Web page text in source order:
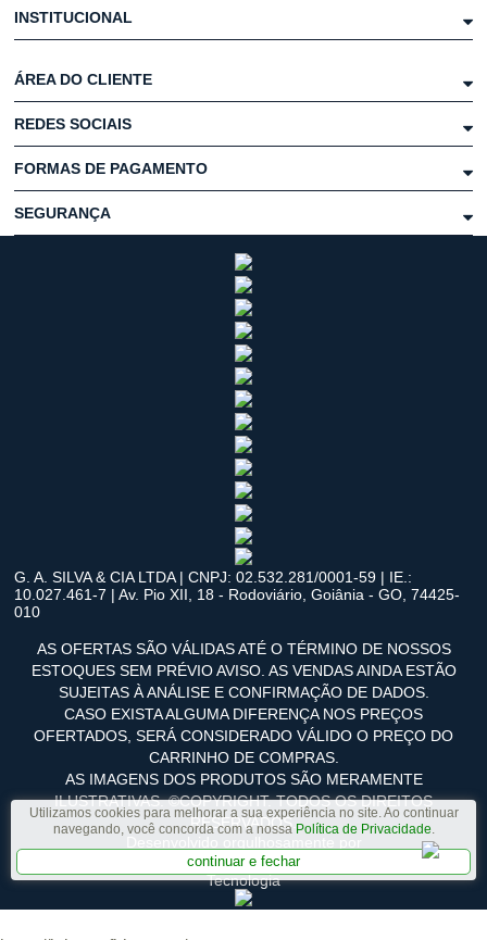
Utilizamos cookies para melhorar a sua experiência no site. Ao continuar
navegando, você concorda com a nossa Política de Privacidade.
continuar e fechar
INSTITUCIONAL
ÁREA DO CLIENTE
REDES SOCIAIS
FORMAS DE PAGAMENTO
SEGURANÇA
G. A. SILVA & CIA LTDA | CNPJ: 02.532.281/0001-59 | IE.:
10.027.461-7 | Av. Pio XII, 18 - Rodoviário, Goiânia - GO, 74425-
010
AS OFERTAS SÃO VÁLIDAS ATÉ O TÉRMINO DE NOSSOS
ESTOQUES SEM PRÉVIO AVISO. AS VENDAS AINDA ESTÃO
SUJEITAS À ANÁLISE E CONFIRMAÇÃO DE DADOS.
CASO EXISTA ALGUMA DIFERENÇA NOS PREÇOS
OFERTADOS, SERÁ CONSIDERADO VÁLIDO O PREÇO DO
CARRINHO DE COMPRAS.
AS IMAGENS DOS PRODUTOS SÃO MERAMENTE
ILUSTRATIVAS. ©COPYRIGHT. TODOS OS DIREITOS
RESERVADOS.
Tecnologia